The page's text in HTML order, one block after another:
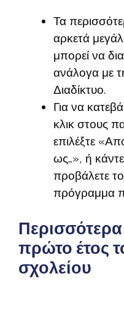
Τα
αρκετά
μπορεί να
ανάλογα με
Διαδίκτυο.
Για να
κλικ στους
επιλέξτε
ως…», ή
προβάλετε
πρόγραμμα
Περισσότερα
πρώτο έτος
σχολείου